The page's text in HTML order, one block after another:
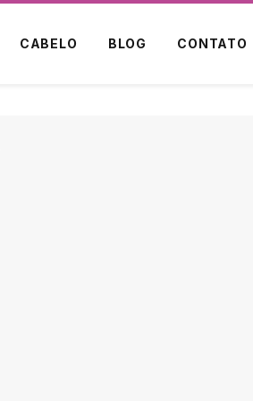
CABELO BLOG CONTATO